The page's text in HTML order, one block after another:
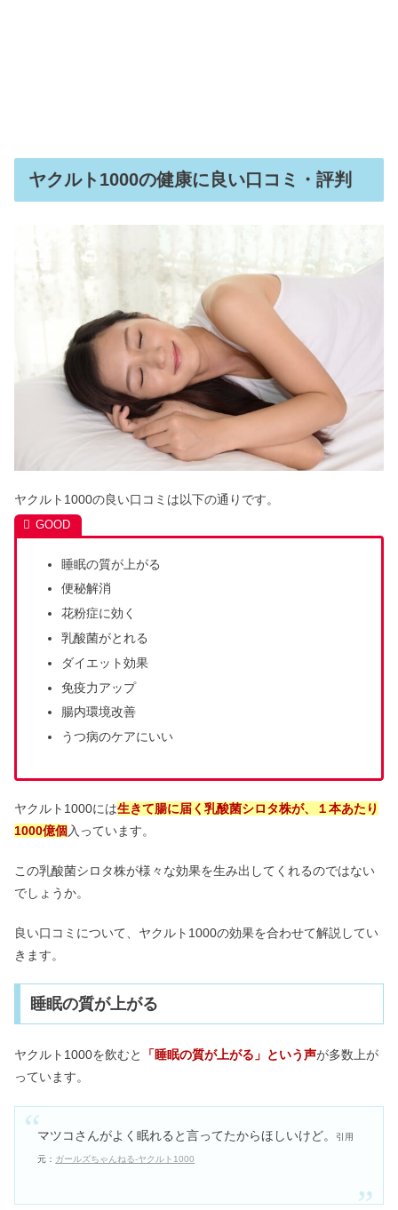
ヤクルト1000の健康に良い口コミ・評判
ヤクルト1000の良い口コミは以下の通りです。
睡眠の質が上がる
便秘解消
花粉症に効く
乳酸菌がとれる
ダイエット効果
免疫力アップ
腸内環境改善
うつ病のケアにいい
ヤクルト1000には生きて腸に届く乳酸菌シロタ株が、１本あたり
1000億個入っています。
この乳酸菌シロタ株が様々な効果を生み出してくれるのではない
でしょうか。
良い口コミについて、ヤクルト1000の効果を合わせて解説してい
きます。
睡眠の質が上がる
ヤクルト1000を飲むと 「睡眠の質が上がる 」 という声が多数上が
っています。
マツコさんがよく眠れると言ってたからほしいけど。 引用
元： ガールズちゃんねる-ヤクルト1000